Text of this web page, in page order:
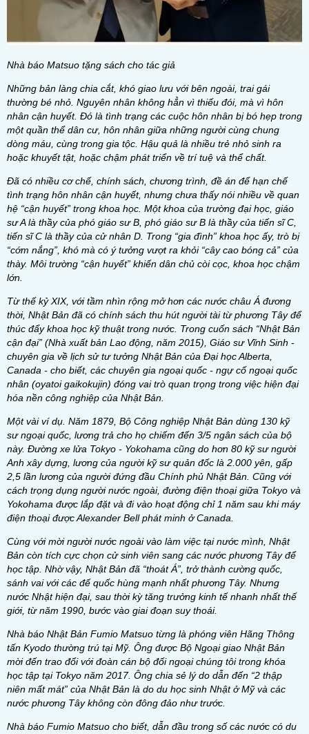
Nhà báo Matsuo tặng sách cho tác giả
Những bản làng chia cắt, khó giao lưu với bên ngoài, trai gái
thường bé nhỏ. Nguyên nhân không hẳn vì thiếu đói, mà vì hôn
nhân cận huyết. Đó là tình trạng các cuộc hôn nhân bị bó hẹp trong
một quần thể dân cư, hôn nhân giữa những người cùng chung
dòng máu, cùng trong gia tộc. Hậu quả là nhiều trẻ nhỏ sinh ra
hoặc khuyết tật, hoặc chậm phát triển về trí tuệ và thể chất.
Đã có nhiều cơ chế, chính sách, chương trình, đề án để hạn chế
tình trạng hôn nhân cận huyết, nhưng chưa thấy nói nhiều về quan
hệ “cận huyết” trong khoa học. Một khoa của trường đại học, giáo
sư A là thầy của phó giáo sư B, phó giáo sư B là thầy của tiến sĩ C,
tiến sĩ C là thầy của cử nhân D. Trong “gia đình” khoa học ấy, trò bị
“cớm nắng”, khó mà có ý tưởng vượt ra khỏi “cây cao bóng cả” của
thày. Môi trường “cận huyết” khiến dân chủ còi cọc, khoa học chậm
lớn.
Từ thế kỷ XIX, với tầm nhìn rộng mở hơn các nước châu Á đương
thời, Nhật Bản đã có chính sách thu hút người tài từ phương Tây để
thúc đẩy khoa học kỹ thuật trong nước. Trong cuốn sách “Nhật Bản
cận đại” (Nhà xuất bản Lao động, năm 2015), Giáo sư Vĩnh Sinh -
chuyên gia về lịch sử tư tưởng Nhật Bản của Đại học Alberta,
Canada - cho biết, các chuyên gia ngoại quốc - ngự cố ngoại quốc
nhân (oyatoi gaikokujin) đóng vai trò quan trọng trong việc hiện đại
hóa nền công nghiệp của Nhật Bản.
Một vài ví dụ. Năm 1879, Bộ Công nghiệp Nhật Bản dùng 130 kỹ
sư ngoại quốc, lương trả cho họ chiếm đến 3/5 ngân sách của bộ
này. Đường xe lửa Tokyo - Yokohama cũng do hơn 80 kỹ sư người
Anh xây dựng, lương của người kỹ sư quản đốc là 2.000 yên, gấp
2,5 lần lương của người đứng đầu Chính phủ Nhật Bản. Cũng với
cách trọng dụng người nước ngoài, đường điện thoại giữa Tokyo và
Yokohama được lắp đặt và đi vào hoạt động chỉ 1 năm sau khi máy
điện thoại được Alexander Bell phát minh ở Canada.
Cùng với mời người nước ngoài vào làm việc tại nước mình, Nhật
Bản còn tích cực chọn cử sinh viên sang các nước phương Tây để
học tập. Nhờ vậy, Nhật Bản đã “thoát Á”, trở thành cường quốc,
sánh vai với các đế quốc hùng mạnh nhấtphương Tây. Nhưng
nước Nhật hiện đại, sau thời kỳ tăng trưởng kinh tế nhanh nhất thế
giới, từ năm 1990, bước vào giai đoạn suy thoái.
Nhà báo Nhật Bản Fumio Matsuo từng là phóng viên Hãng Thông
tấn Kyodo thường trú tại Mỹ. Ông được Bộ Ngoại giao Nhật Bản
mời đến trao đổi với đoàn cán bộ đối ngoại chúng tôi trong khóa
học tập tại Tokyo năm 2017. Ông chia sẻ lý do dẫn đến “2 thập
niên mất mát” của Nhật Bản là do du học sinh Nhật ở Mỹ và các
nước phương Tây không còn đông đảo như trước.
Nhà báo Fumio Matsuo cho biết, dẫn đầu trong số các nước có du